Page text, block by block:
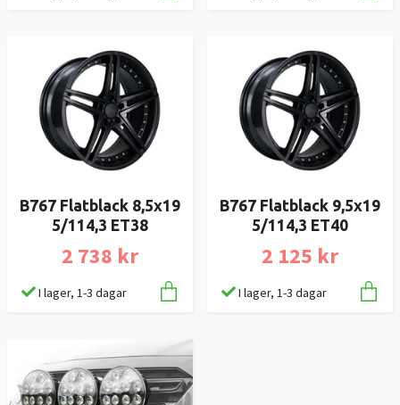
B767 Flatblack 8,5x19
5/114,3 ET38
2 738 kr
I lager, 1-3 dagar
B767 Flatblack 9,5x19
5/114,3 ET40
2 125 kr
I lager, 1-3 dagar